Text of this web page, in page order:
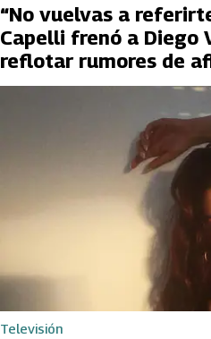
“No vuelvas a
Capelli frenó a Diego
reflotar rumores de
Televisión